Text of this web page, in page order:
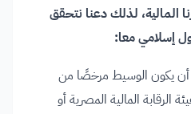
المالية، لذلك دعنا نتحقق
إسلامي معا:
يكون الوسيط مرخصًا من
المالية المصرية أو